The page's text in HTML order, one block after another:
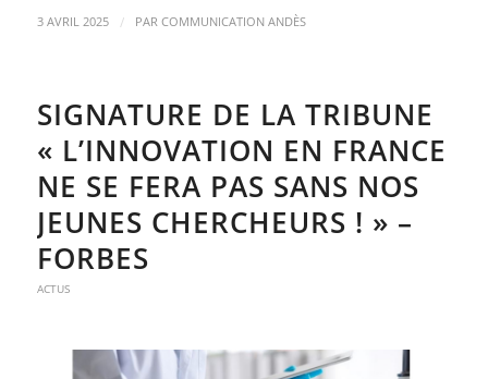
3 AVRIL 2025 / PAR COMMUNICATION ANDÈS
SIGNATURE DE LA TRIBUNE
« L’INNOVATION EN FRANCE
NE SE FERA PAS SANS NOS
JEUNES CHERCHEURS ! » –
FORBES
ACTUS